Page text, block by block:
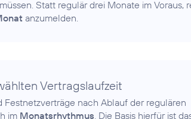
Statt regulär drei Monate im Voraus,
anzumelden.
Vertragslaufzeit
nach Ablauf der regulären
im Monatsrhythmus. Die Basis hierfür ist